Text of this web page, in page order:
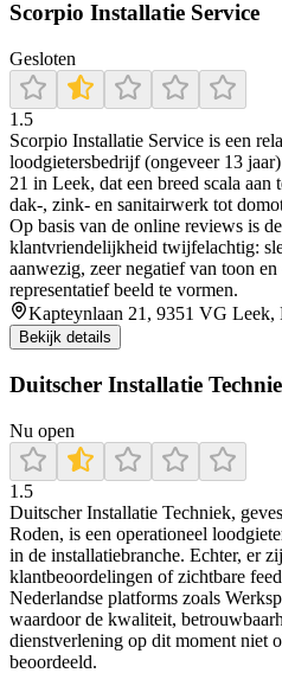
Scorpio Installatie Service
Gesloten
1.5
Scorpio Installatie Service is een
loodgietersbedrijf (ongeveer 13
21 in Leek, dat een breed scala aan
dak‑, zink‑ en sanitairwerk tot
Op basis van de online reviews is
klantvriendelijkheid twijfelachtig:
aanwezig, zeer negatief van toon
representatief beeld te vormen.
Kapteynlaan 21, 9351 VG Leek,
Bekijk details
Duitscher Installatie
Nu open
1.5
Duitscher Installatie Techniek,
Roden, is een operationeel
in de installatiebranche. Echter, er
klantbeoordelingen of zichtbare
Nederlandse platforms zoals
waardoor de kwaliteit,
dienstverlening op dit moment niet
beoordeeld.